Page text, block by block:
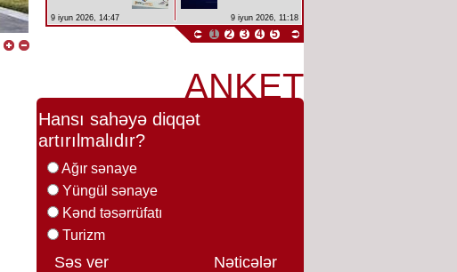
9 iyun 2026, 14:47 9 iyun 2026, 11:18
1 2 3 4 5
ANKET
Hansı sahəyə diqqət
artırılmalıdır?
Ağır sənaye
Yüngül sənaye
Kənd təsərrüfatı
Turizm
Səs ver Nəticələr